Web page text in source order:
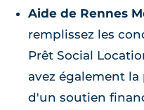
Aide de Rennes
remplissez les
Prêt Social
avez également
d'un soutien